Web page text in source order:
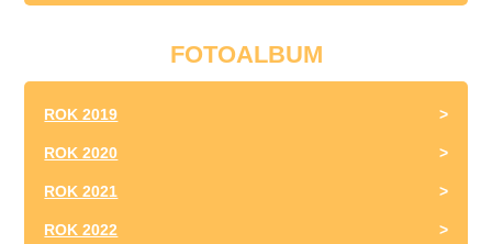
FOTOALBUM
ROK 2019
ROK 2020
ROK 2021
ROK 2022